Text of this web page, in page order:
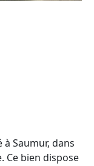
à Saumur, dans
Ce bien dispose